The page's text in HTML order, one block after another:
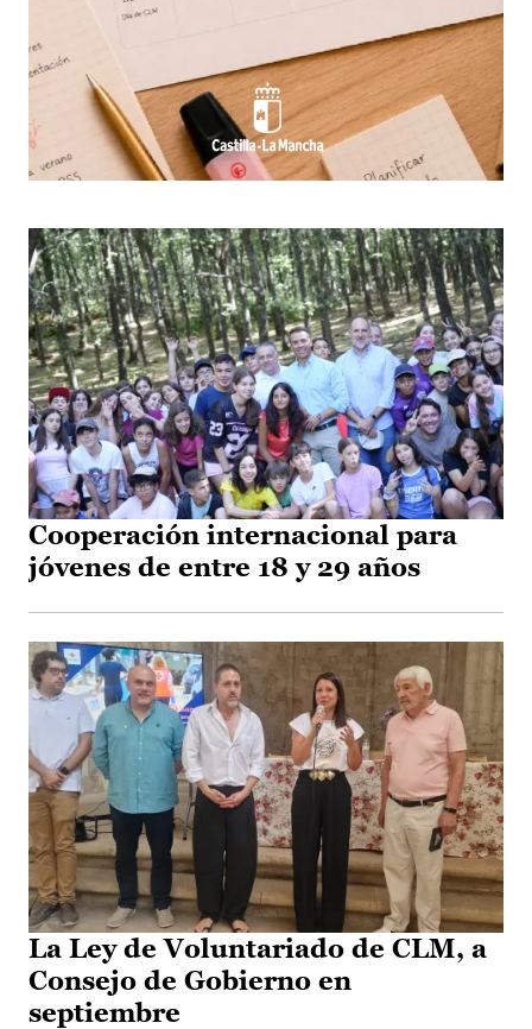
Cooperación internacional para
jóvenes de entre 18 y 29 años
La Ley de Voluntariado de CLM, a
Consejo de Gobierno en
septiembre